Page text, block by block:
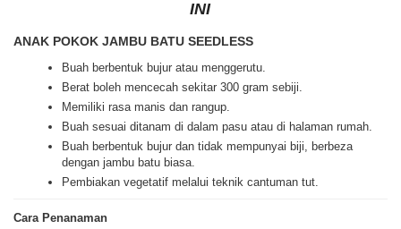
INI
ANAK POKOK JAMBU BATU SEEDLESS
Buah berbentuk bujur atau menggerutu.
Berat boleh mencecah sekitar 300 gram sebiji.
Memiliki rasa manis dan rangup.
Buah sesuai ditanam di dalam pasu atau di halaman rumah.
Buah berbentuk bujur dan tidak mempunyai biji, berbeza
dengan jambu batu biasa.
Pembiakan vegetatif melalui teknik cantuman tut.
Cara Penanaman